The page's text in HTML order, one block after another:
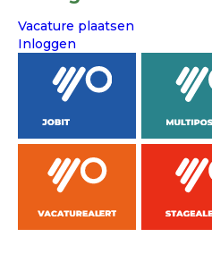
Vacature plaatsen
Inloggen